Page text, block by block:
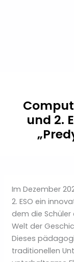
und 2.
Im Dezember
2. ESO ein
dem die Schüler
Welt der
Dieses
traditionellen